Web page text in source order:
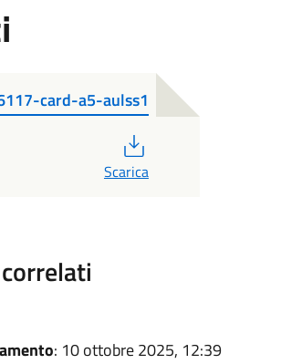
card-a5-aulss1
Scarica
: 10 ottobre 2025, 12:39